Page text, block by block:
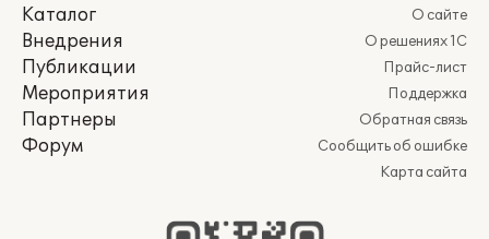
Каталог
Внедрения
Публикации
Мероприятия
Партнеры
Форум
О сайте
О решениях 1С
Прайс-лист
Поддержка
Обратная связь
Сообщить об ошибке
Карта сайта